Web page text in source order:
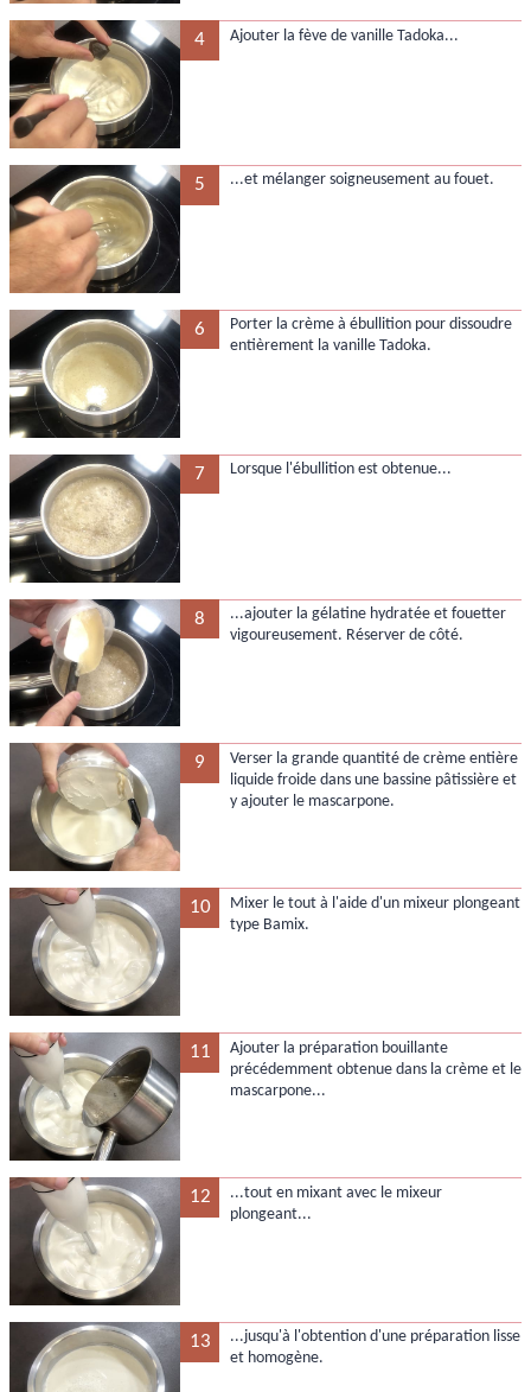
4 Ajouter la fève de vanille Tadoka...
5 ...et mélanger soigneusement au fouet.
6
Porter la crème à ébullition pour dissoudre
entièrement la vanille Tadoka.
7 Lorsque l'ébullition est obtenue...
8
...ajouter la gélatine hydratée et fouetter
vigoureusement. Réserver de côté.
9
Verser la grande quantité de crème entière
liquide froide dans une bassine pâtissière et
y ajouter le mascarpone.
10
Mixer le tout à l'aide d'un mixeur plongeant
type Bamix.
11
Ajouter la préparation bouillante
précédemment obtenue dans la crème et le
mascarpone...
12
...tout en mixant avec le mixeur
plongeant...
13
...jusqu'à l'obtention d'une préparation lisse
et homogène.